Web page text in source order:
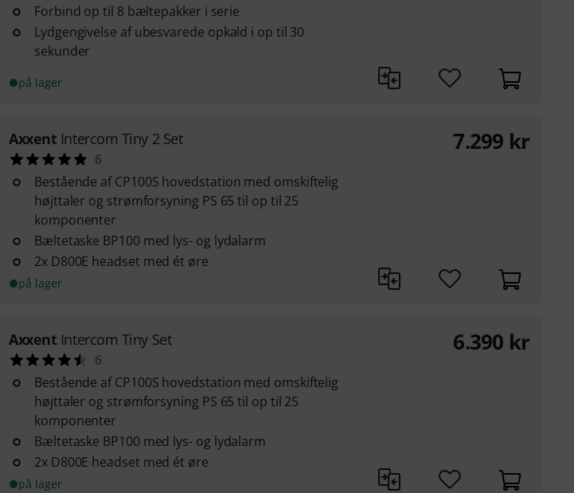
Forbind op til 8 bæltepakker i serie
Lydgengivelse af ubesvarede opkald i op til 30
sekunder
på lager
Axxent Intercom Tiny 2 Set
6
Bestående af CP100S hovedstation med omskiftelig
højttaler og strømforsyning PS 65 til op til 25
komponenter
Bæltetaske BP100 med lys- og lydalarm
2x D800E headset med ét øre
på lager
7.299 kr
Axxent Intercom Tiny Set
6
Bestående af CP100S hovedstation med omskiftelig
højttaler og strømforsyning PS 65 til op til 25
komponenter
Bæltetaske BP100 med lys- og lydalarm
2x D800E headset med ét øre
på lager
6.390 kr